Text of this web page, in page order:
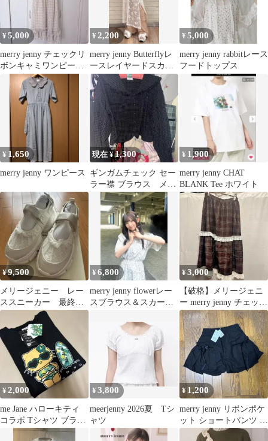
¥5,000
merry jenny チェックリ
ボンキャミワンピース
ベージュ / FREE
¥2,200
merry jenny Butterflyレ
ースレイヤードスカー
ト
¥ 5,000
merry jenny rabbitレース
フードトップス
¥ 1,650
merry jenny ワンピース
現在 ¥1,300
ギンガムチェック セー
ラー襟 ブラウス メリ
ージェニー
¥ 1,900
merry jenny CHAT
BLANK Tee ホワイト
¥9,500
メリージェニー レー
ススニーカー 最終お
値下げ
¥6,800
merry jenny flowerレー
スブラウス＆スカート
¥3,000
【破格】メリージェニ
ー merry jenny チェック
スカート 茶色ブラウン
¥2,000
me Jane ハローキティ
コラボ Tシャツ ブラッ
¥3,800
meerjenny 2026夏 Tシ
ャツ
¥ 1,200
merry jenny リボンポケ
ット ショートパンツ ブ
ラック